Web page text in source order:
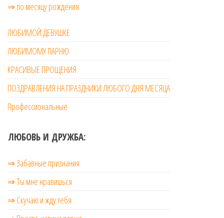
⇒ по месяцу рождения
ЛЮБИМОЙ ДЕВУШКЕ
ЛЮБИМОМУ ПАРНЮ
КРАСИВЫЕ ПРОЩЕНИЯ
ПОЗДРАВЛЕНИЯ НА ПРАЗДНИКИ ЛЮБОГО ДНЯ МЕСЯЦА
Профессиональные
ЛЮБОВЬ И ДРУЖБА:
⇒ Забавные признания
⇒ Ты мне нравишься
⇒ Скучаю и жду тебя